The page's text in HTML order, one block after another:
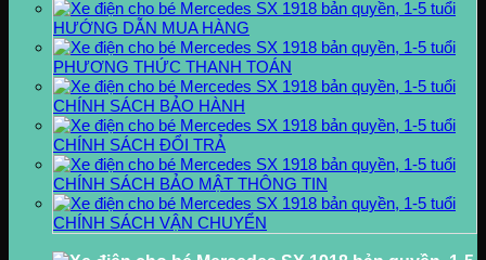
HƯỚNG DẪN MUA HÀNG
PHƯƠNG THỨC THANH TOÁN
CHÍNH SÁCH BẢO HÀNH
CHÍNH SÁCH ĐỔI TRẢ
CHÍNH SÁCH BẢO MẬT THÔNG TIN
CHÍNH SÁCH VẬN CHUYỂN